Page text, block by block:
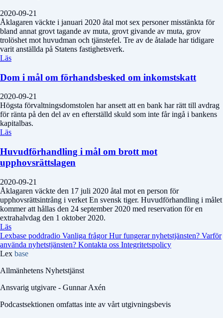
2020-09-21
Åklagaren väckte i januari 2020 åtal mot sex personer misstänkta för
bland annat grovt tagande av muta, grovt givande av muta, grov
trolöshet mot huvudman och tjänstefel. Tre av de åtalade har tidigare
varit anställda på Statens fastighetsverk.
Läs
Dom i mål om förhandsbesked om inkomstskatt
2020-09-21
Högsta förvaltningsdomstolen har ansett att en bank har rätt till avdrag
för ränta på den del av en efterställd skuld som inte får ingå i bankens
kapitalbas.
Läs
Huvudförhandling i mål om brott mot
upphovsrättslagen
2020-09-21
Åklagaren väckte den 17 juli 2020 åtal mot en person för
upphovsrättsintrång i verket En svensk tiger. Huvudförhandling i målet
kommer att hållas den 24 september 2020 med reservation för en
extrahalvdag den 1 oktober 2020.
Läs
Lexbase poddradio Vanliga frågorHur fungerar nyhetstjänsten? Varför
använda nyhetstjänsten? Kontakta oss Integritetspolicy
Lex base
Allmänhetens Nyhetstjänst
Ansvarig utgivare - Gunnar Axén
Podcastsektionen omfattas inte av vårt utgivningsbevis